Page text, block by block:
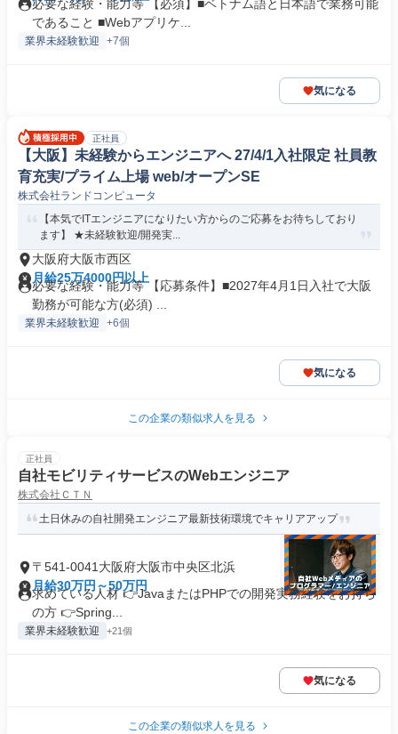
必要な経験・能力等 【必須】■ベトナム語と日本語で業務可能
であること ■Webアプリケ...
業界未経験歓迎 +7個
気になる
正社員
【大阪】未経験からエンジニアへ 27/4/1入社限定 社員教
育充実/プライム上場 web/オープンSE
株式会社ランドコンピュータ
【本気でITエンジニアになりたい方からのご応募をお待ちしており
ます】 ★未経験歓迎/開発実...
大阪府大阪市西区
月給25万4000円以上
必要な経験・能力等 【応募条件】■2027年4月1日入社で大阪
勤務が可能な方(必須) ...
業界未経験歓迎 +6個
気になる
この企業の類似求人を見る
正社員
自社モビリティサービスのWebエンジニア
株式会社ＣＴＮ
土日休みの自社開発エンジニア最新技術環境でキャリアアップ
〒541-0041大阪府大阪市中央区北浜
月給30万円～50万円
求めている人材 👉JavaまたはPHPでの開発実務経験をお持ち
の方 👉Spring...
業界未経験歓迎 +21個
気になる
この企業の類似求人を見る